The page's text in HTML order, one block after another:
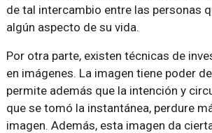
de tal intercambio entre las personas
algún aspecto de su vida.
Por otra parte, existen técnicas de
en imágenes. La imagen tiene poder
permite además que la intención y
que se tomó la instantánea, perdure
imagen. Además, esta imagen da